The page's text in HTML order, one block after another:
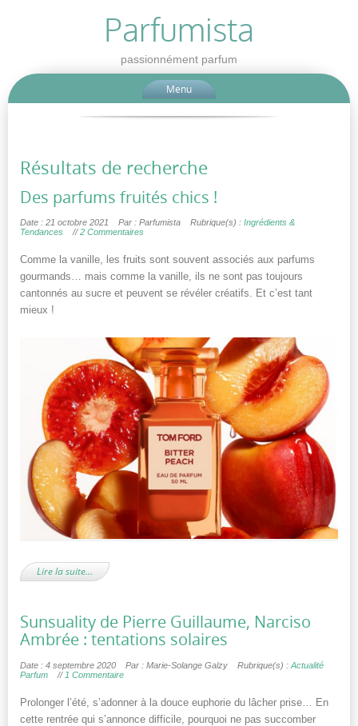
Parfumista
passionnément parfum
Menu
Résultats de recherche
Des parfums fruités chics !
Date : 21 octobre 2021 Par : Parfumista Rubrique(s) : Ingrédients &
Tendances
//2 Commentaires
Comme la vanille, les fruits sont souvent associés aux parfums
gourmands… mais comme la vanille, ils ne sont pas toujours
cantonnés au sucre et peuvent se révéler créatifs. Et c’est tant
mieux !
Lire la suite…
Sunsuality de Pierre Guillaume, Narciso
Ambrée : tentations solaires
Date : 4 septembre 2020 Par : Marie-Solange Galzy Rubrique(s) : Actualité
Parfum
// 1 Commentaire
Prolonger l’été, s’adonner à la douce euphorie du lâcher prise… En
cette rentrée qui s’annonce difficile, pourquoi ne pas succomber